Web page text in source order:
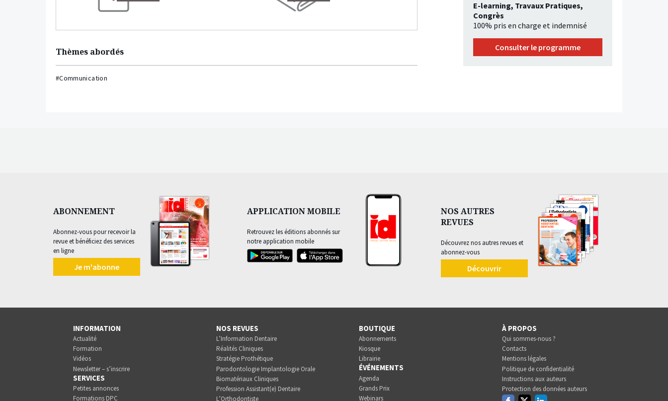
Thèmes abordés
#Communication
E-learning, Travaux Pratiques,
Congrès
100% pris en charge et indemnisé
Consulter le programme
ABONNEMENT
Abonnez-vous pour recevoir la
revue et bénéficiez des services
en ligne
Je m'abonne
APPLICATION MOBILE
Retrouvez les éditions abonnés sur
notre application mobile
NOS AUTRES
REVUES
Découvrez nos autres revues et
abonnez-vous
Découvrir
INFORMATION
Actualité
Formation
Vidéos
Newsletter – s’inscrire
SERVICES
Petites annonces
Formations DPC
NOS REVUES
L’Information Dentaire
Réalités Cliniques
Stratégie Prothétique
Parodontologie Implantologie Orale
Biomatériaux Cliniques
Profession Assistant(e) Dentaire
L’Orthodontiste
BOUTIQUE
Abonnements
Kiosque
Librairie
ÉVÉNEMENTS
Agenda
Grands Prix
Webinars
À PROPOS
Qui sommes-nous ?
Contacts
Mentions légales
Politique de confidentialité
Instructions aux auteurs
Protection des données auteurs